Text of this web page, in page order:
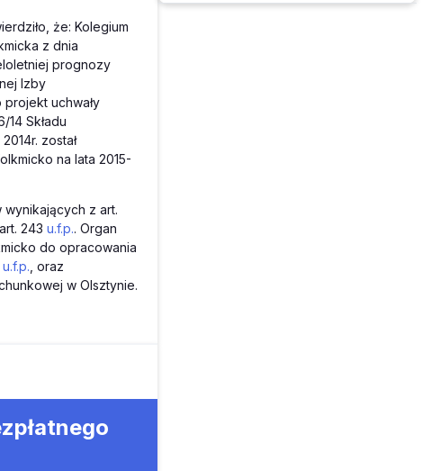
że: Kolegium
z dnia
prognozy
Izby
uchwały
14 Składu
został
na lata 2015-
wynikających z art.
243 u.f.p.. Organ
do opracowania
, oraz
w Olsztynie.